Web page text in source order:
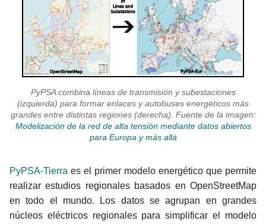
PyPSA combina líneas de transmisión y subestaciones
(izquierda) para formar enlaces y autobuses energéticos más
grandes entre distintas regiones (derecha). Fuente de la imagen:
Modelización de la red de alta tensión mediante datos abiertos
para Europa y más allá
PyPSA-Tierra es el primer modelo energético que permite
realizar estudios regionales basados en OpenStreetMap
en todo el mundo. Los datos se agrupan en grandes
núcleos eléctricos regionales para simplificar el modelo